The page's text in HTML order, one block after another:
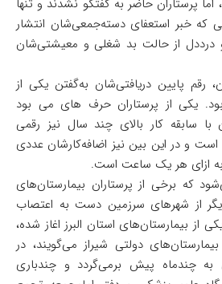
پرستاران حاضر به گفتگو نشدند و تنها
که خبر استعفای دسته‌جمعی‌شان انتشار
درد‌دل از حالت بد شغلی و معیشتی‌شان
رقم پایین دریافتی‌شان به‌گفتن یکی از
یکی از پرستاران حرف های می بود
با سابقه کار بالای چند سال نیز رقمی
تا ۱۵ میلیون است و در این بین نیز اضافه‌کارشان عددی
که برخی از پرستاران بیمارستان‌های
از شهر‌های سرزمین دست به اعتصاب
از بیمارستان‌های استان البرز اغاز شده،
دولتی شیراز می‌گویند، در
به چندماه پیش برمی‌گردد و چندباری